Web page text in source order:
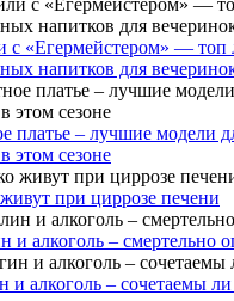
с «Егермейстером» —
напитков для
платье – лучшие модели
этом сезоне
при циррозе печени
и алкоголь – смертельно
и алкоголь – сочетаемы